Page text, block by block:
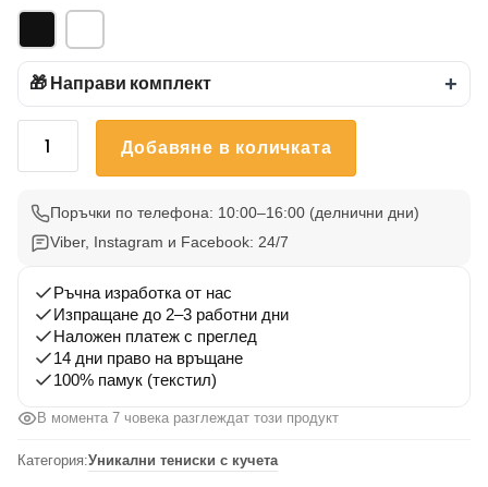
🎁 Направи комплект +
количество
Чау
Чау
Добавяне в количката
Поръчки по телефона: 10:00–16:00 (делнични дни)
Viber, Instagram и Facebook: 24/7
Ръчна изработка от нас
Изпращане до 2–3 работни дни
Наложен платеж с преглед
14 дни право на връщане
100% памук (текстил)
В момента 7 човека разглеждат този продукт
Категория:Уникални тениски с кучета